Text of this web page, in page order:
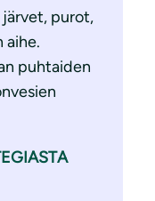
purot,
aihe.
puhtaiden